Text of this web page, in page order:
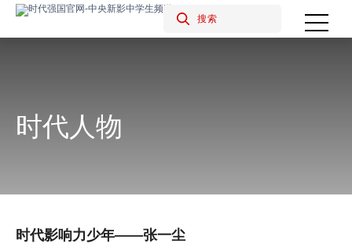
时代人物
时代影响力少年——张一尘